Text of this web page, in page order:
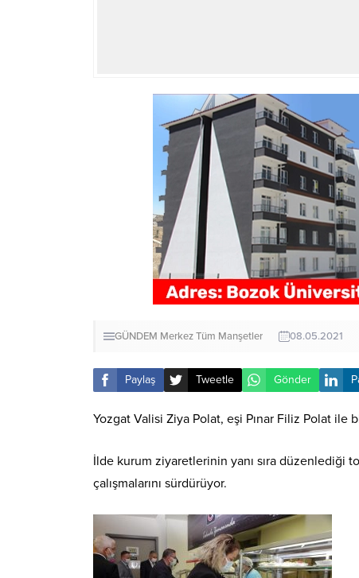
GÜNDEM MerkezTüm Manşetler 08.05.2021
Paylaş Tweetle Gönder
Yozgat Valisi Ziya Polat, eşi Pınar Filiz Polat ile
İlde kurum ziyaretlerinin yanı sıra düzenlediği
çalışmalarını sürdürüyor.